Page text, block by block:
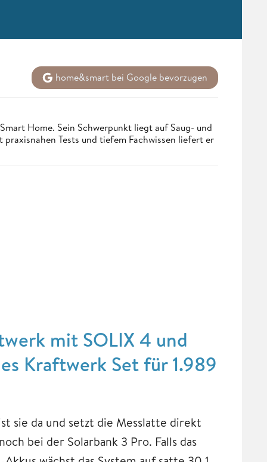
home&smart bei Google bevorzugen
Home. Sein Schwerpunkt liegt auf Saug- und
Tests und tiefem Fachwissen liefert er
mit SOLIX 4 und
Kraftwerk Set für 1.989
sie da und setzt die Messlatte direkt
bei der Solarbank 3 Pro. Falls das